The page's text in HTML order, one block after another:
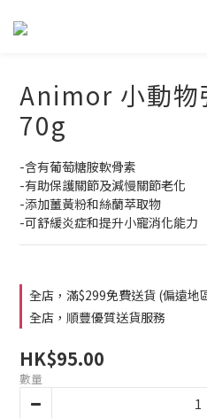
Animor 小動物
70g
-含有葡萄糖胺軟骨素
-有助保護關節及減慢關節老化
-添加薑黃粉和絲蘭萃取物
-可舒緩炎症和提升小寵消化能力
全店，滿$299免費送貨 (偏遠地
全店，順豐優質送貨服務
HK$95.00
數量